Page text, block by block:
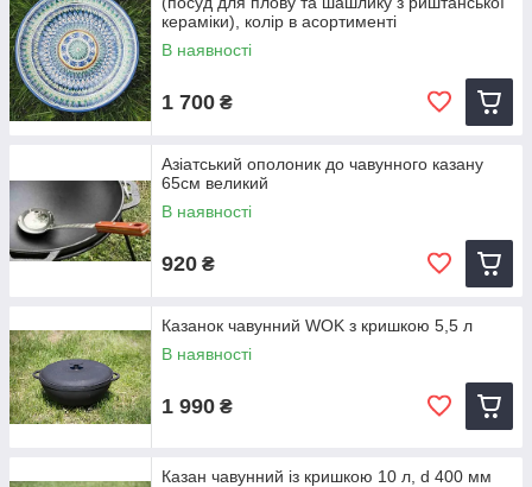
кераміки), колір в асортименті
В наявності
1 700 ₴
Азіатський ополоник до чавунного казану
65см великий
В наявності
920 ₴
Казанок чавунний WOK з кришкою 5,5 л
В наявності
1 990 ₴
Казан чавунний із кришкою 10 л, d 400 мм